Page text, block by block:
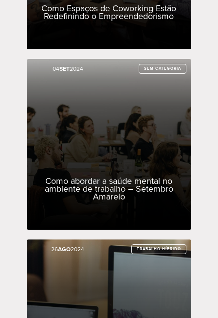
Como Espaços de Coworking Estão
Redefinindo o Empreendedorismo
04SET2024 SEM CATEGORIA
Como abordar a saúde mental no
ambiente de trabalho – Setembro
Amarelo
04SET2024 SEM CATEGORIA
26AGO2024 TRABALHO HÍBRIDO
26AGO2024 TRABALHO HÍBRIDO